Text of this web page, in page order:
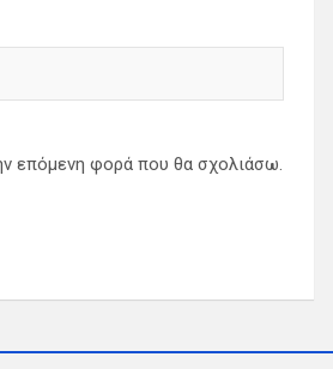
επόμενη φορά που θα σχολιάσω.